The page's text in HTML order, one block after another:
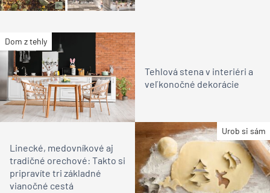
Dom z tehly
Tehlová stena v interiéri a
veľkonočné dekorácie
Urob si sám
Linecké, medovníkové aj
tradičné orechové: Takto si
pripravíte tri základné
vianočné cestá